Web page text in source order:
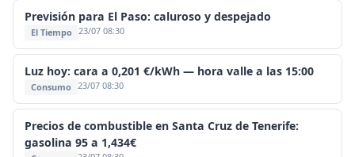
Previsión para El Paso: caluroso y despejado
El Tiempo 23/07 08:30
Luz hoy: cara a 0,201 €/kWh — hora valle a las 15:00
Consumo 23/07 08:30
Precios de combustible en Santa Cruz de Tenerife:
gasolina 95 a 1,434€